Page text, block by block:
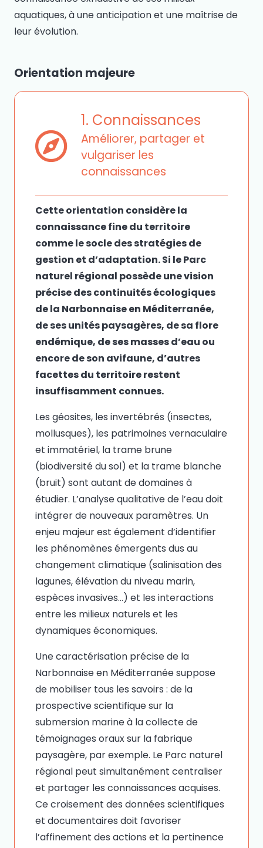
aquatiques, à une anticipation et une maîtrise de
leur évolution.
Orientation majeure
1. Connaissances
Améliorer, partager et
vulgariser les
connaissances
Cette orientation considère la
connaissance fine du territoire
comme le socle des stratégies de
gestion et d’adaptation. Si le Parc
naturel régional possède une vision
précise des continuités écologiques
de la Narbonnaise en Méditerranée,
de ses unités paysagères, de sa flore
endémique, de ses masses d’eau ou
encore de son avifaune, d’autres
facettes du territoire restent
insuffisamment connues.
Les géosites, les invertébrés (insectes,
mollusques), les patrimoines vernaculaire
et immatériel, la trame brune
(biodiversité du sol) et la trame blanche
(bruit) sont autant de domaines à
étudier. L’analyse qualitative de l’eau doit
intégrer de nouveaux paramètres. Un
enjeu majeur est également d’identifier
les phénomènes émergents dus au
changement climatique (salinisation des
lagunes, élévation du niveau marin,
espèces invasives…) et les interactions
entre les milieux naturels et les
dynamiques économiques.
Une caractérisation précise de la
Narbonnaise en Méditerranée suppose
de mobiliser tous les savoirs : de la
prospective scientifique sur la
submersion marine à la collecte de
témoignages oraux sur la fabrique
paysagère, par exemple. Le Parc naturel
régional peut simultanément centraliser
et partager les connaissances acquises.
Ce croisement des données scientifiques
et documentaires doit favoriser
l’affinement des actions et la pertinence